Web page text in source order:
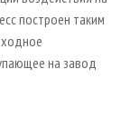
построен таким
на завод